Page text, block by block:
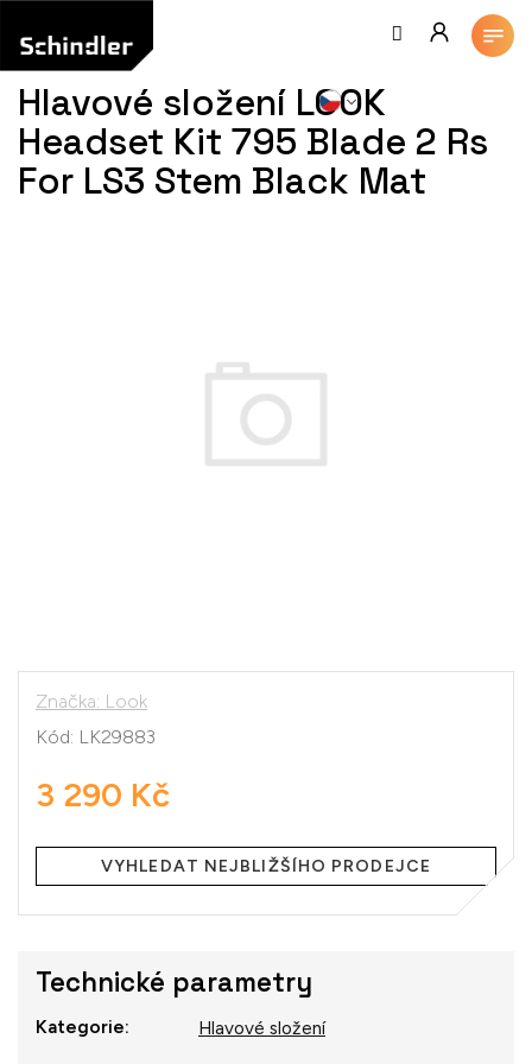
obsah
Hlavové složení LOOK
Headset Kit 795 Blade 2 Rs
For LS3 Stem Black Mat
Značka: Look
Kód: LK29883
3 290 Kč
cena:
VYHLEDAT NEJBLIŽŠÍHO PRODEJCE
Technické parametry
Kategorie: Hlavové složení